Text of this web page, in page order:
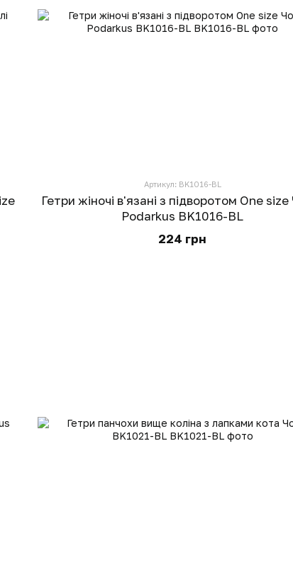
Артикул: BK1016-BL
Гетри жіночі в'язані з підворотом One size
Podarkus BK1016-BL
224 грн